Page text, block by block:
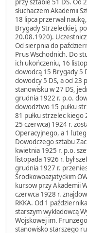
przy sztabie 51 DS. Od
słuchaczem Akademii
18 lipca przerwał
Brygady Strzeleckiej,
20.08.1920).
Od sierpnia do
Prus Wschodnich. Do
ich ukończeniu, 16
dowodcą 15 Brygady 5
dowodcy 5 DS, a od 23
stanowisku w 27 DS,
grudnia 1922 r. p.o.
dowodztwo 15 pułku
81 pułku strzelec kiego
25 czerwca) 1924 r.
Operacyjnego, a 1
Dowodczego sztabu
kwietnia 1925 r. p.o.
listopada 1926 r. był
grudnia 1927 r.
Środkowoazjatyckim
kursow przy Akademii
czerwca 1928 r.
RKKA. Od 1
starszym wykładowcą
Wojskowej im.
stanowisko starszego